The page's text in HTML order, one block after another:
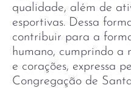
qualidade, além de
esportivas. Dessa
contribuir para a
humano, cumprindo a
e corações, expressa
Congregação de